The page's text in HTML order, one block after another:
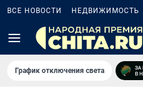
ВСЕ НОВОСТИ НЕДВИЖИМОСТЬ
График отключения света